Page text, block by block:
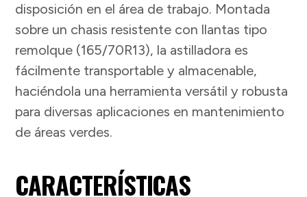
disposición en el área de trabajo. Montada
sobre un chasis resistente con llantas tipo
remolque (165/70R13), la astilladora es
fácilmente transportable y almacenable,
haciéndola una herramienta versátil y robusta
para diversas aplicaciones en mantenimiento
de áreas verdes.
CARACTERÍSTICAS